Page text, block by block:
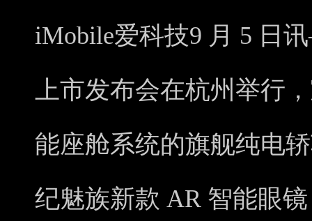
iMobile爱科技9 月 5 日
上市发布会在杭州举行
能座舱系统的旗舰纯电
纪魅族新款 AR 智能眼